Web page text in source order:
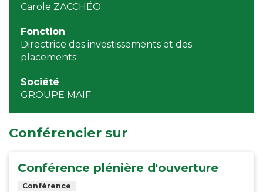
Carole ZACCHÉO
Fonction
Directrice des investissements et des
placements
Société
GROUPE MAIF
Conférencier sur
Conférence plénière d'ouverture
Conférence